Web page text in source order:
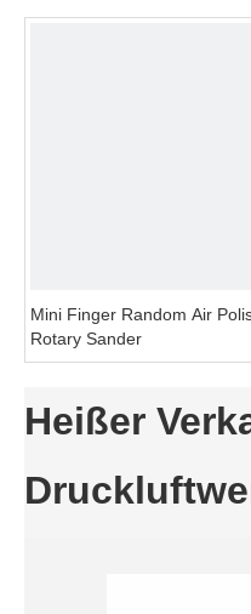
Mini Finger Random Air
Rotary Sander
Heißer